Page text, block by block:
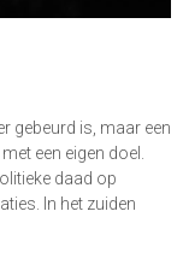
gebeurd is, maar een
een eigen doel.
daad op
In het zuiden